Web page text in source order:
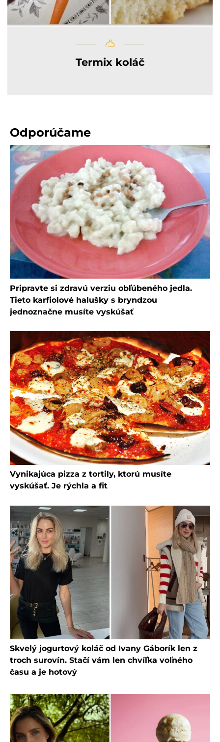
Termix koláč
Odporúčame
Pripravte si zdravú verziu obľúbeného jedla.
Tieto karfiolové halušky s bryndzou
jednoznačne musíte vyskúšať
Vynikajúca pizza z tortily, ktorú musíte
vyskúšať. Je rýchla a fit
Skvelý jogurtový koláč od Ivany Gáborík len z
troch surovín. Stačí vám len chvíľka voľného
času a je hotový